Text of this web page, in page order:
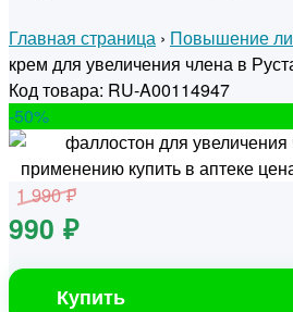
Главная страница › Повышение
крем для увеличения члена в
Код товара: RU-A00114947
-50%
1 990 ₽
990 ₽
Купить